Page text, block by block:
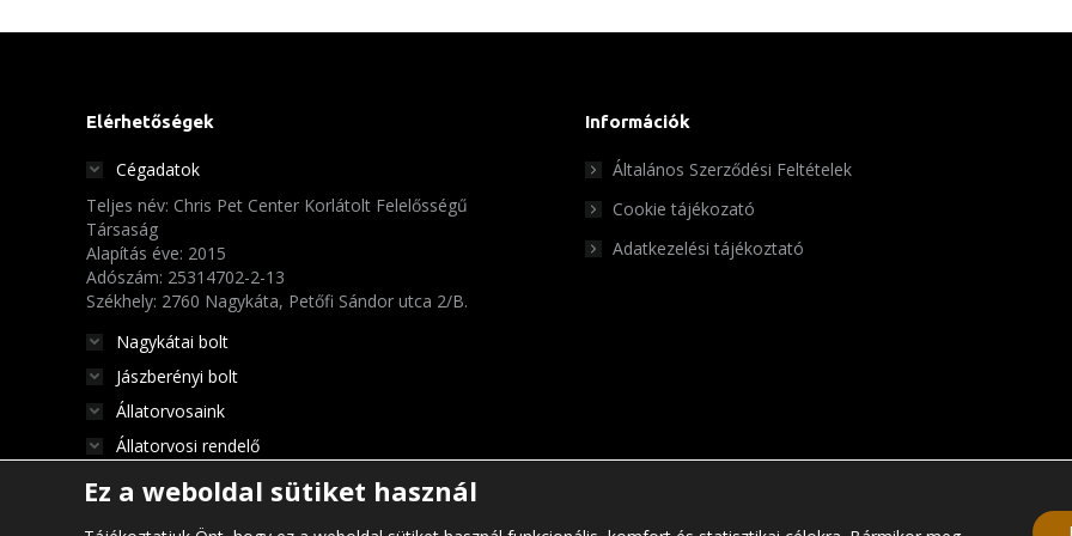
Elérhetőségek
Cégadatok
Teljes név: Chris Pet Center Korlátolt Felelősségű
Társaság
Alapítás éve: 2015
Adószám: 25314702-2-13
Székhely: 2760 Nagykáta, Petőfi Sándor utca 2/B.
Nagykátai bolt
Jászberényi bolt
Állatorvosaink
Állatorvosi rendelő
Információk
Általános Szerződési Feltételek
Cookie tájékozató
Adatkezelési tájékoztató
Ez a weboldal sütiket használ